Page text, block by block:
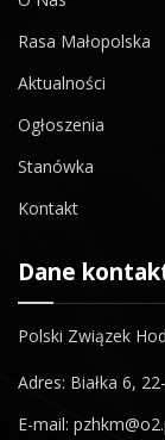
Rasa Małopolska
Aktualności
Ogłoszenia
Stanówka
Kontakt
Dane
Polski Związek
Adres: Białka 6,
E-mail: